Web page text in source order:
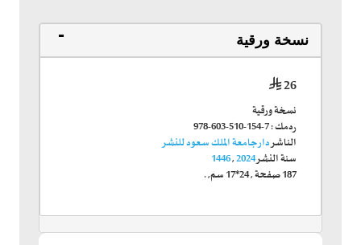
نسخة ورقية
26
نسخة ورقية
ردمك :978-603-510-154-7
الناشردار جامعة الملك سعود للنشر
سنة النشر2024
,
1446
187صفحة,24*17 سم , .